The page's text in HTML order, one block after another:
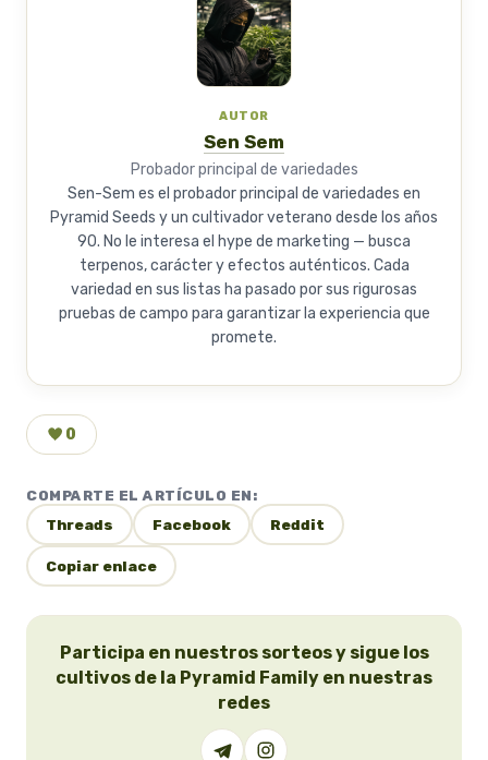
AUTOR
Sen Sem
Probador principal de variedades
Sen-Sem es el probador principal de variedades en
Pyramid Seeds y un cultivador veterano desde los años
90. No le interesa el hype de marketing — busca
terpenos, carácter y efectos auténticos. Cada
variedad en sus listas ha pasado por sus rigurosas
pruebas de campo para garantizar la experiencia que
promete.
0
COMPARTE EL ARTÍCULO EN:
Threads Facebook Reddit
Copiar enlace
Participa en nuestros sorteos y sigue los
cultivos de la Pyramid Family en nuestras
redes